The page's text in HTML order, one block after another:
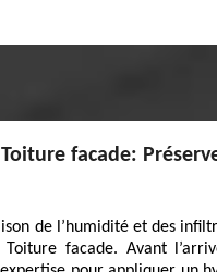
facade:
de l’humidité et des
facade. Avant